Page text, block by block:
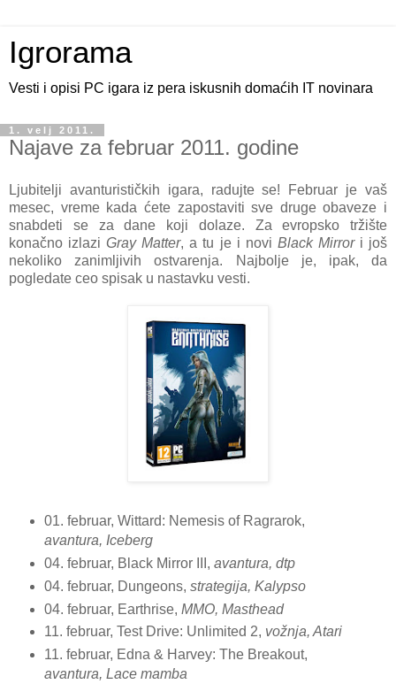
Igrorama
Vesti i opisi PC igara iz pera iskusnih domaćih IT novinara
1. velj 2011.
Najave za februar 2011. godine
Ljubitelji avanturističkih igara, radujte se! Februar je vaš
mesec, vreme kada ćete zapostaviti sve druge obaveze i
snabdeti se za dane koji dolaze. Za evropsko tržište
konačno izlaziGray Matter, a tu je i novi Black Mirrori još
nekoliko zanimljivih ostvarenja. Najbolje je, ipak, da
pogledate ceo spisak u nastavku vesti.
01. februar, Wittard: Nemesis of Ragrarok,
avantura, Iceberg
04. februar, Black Mirror III, avantura, dtp
04. februar, Dungeons, strategija, Kalypso
04. februar, Earthrise, MMO, Masthead
11. februar, Test Drive: Unlimited 2, vožnja, Atari
11. februar, Edna & Harvey: The Breakout,
avantura, Lace mamba